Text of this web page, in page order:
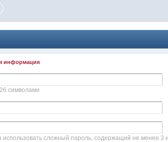
информация
символами
сложный пароль, содержащий не менее 3